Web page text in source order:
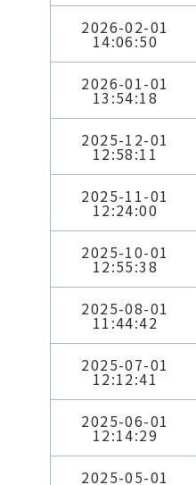
2026-02-01
14:06:50
2026-01-01
13:54:18
2025-12-01
12:58:11
2025-11-01
12:24:00
2025-10-01
12:55:38
2025-08-01
11:44:42
2025-07-01
12:12:41
2025-06-01
12:14:29
2025-05-01